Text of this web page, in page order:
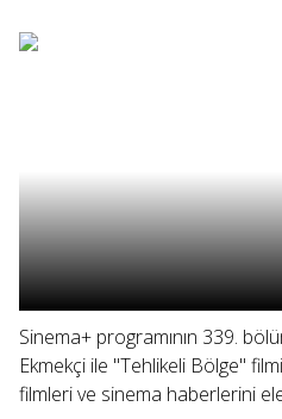
Sinema+ programının 339.
Ekmekçi ile "Tehlikeli Bölge"
filmleri ve sinema haberlerini